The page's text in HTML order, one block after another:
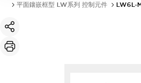
平面鑲嵌框型 LW系列 控制元件
LW6L-